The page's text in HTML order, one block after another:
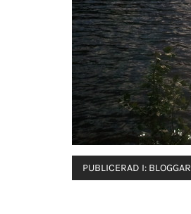
PUBLICERAD I: BLOGGAR